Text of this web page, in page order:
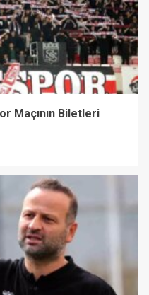
Maçının Biletleri